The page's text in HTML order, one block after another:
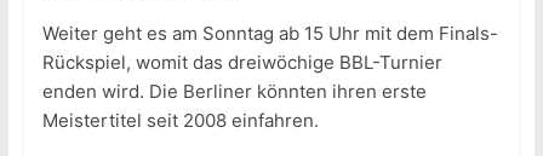
Weiter geht es am Sonntag ab 15 Uhr mit dem Finals-
Rückspiel, womit das dreiwöchige BBL-Turnier
enden wird. Die Berliner könnten ihren erste
Meistertitel seit 2008 einfahren.